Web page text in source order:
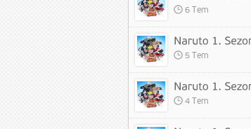
6 Tem
5 Tem
4 Tem